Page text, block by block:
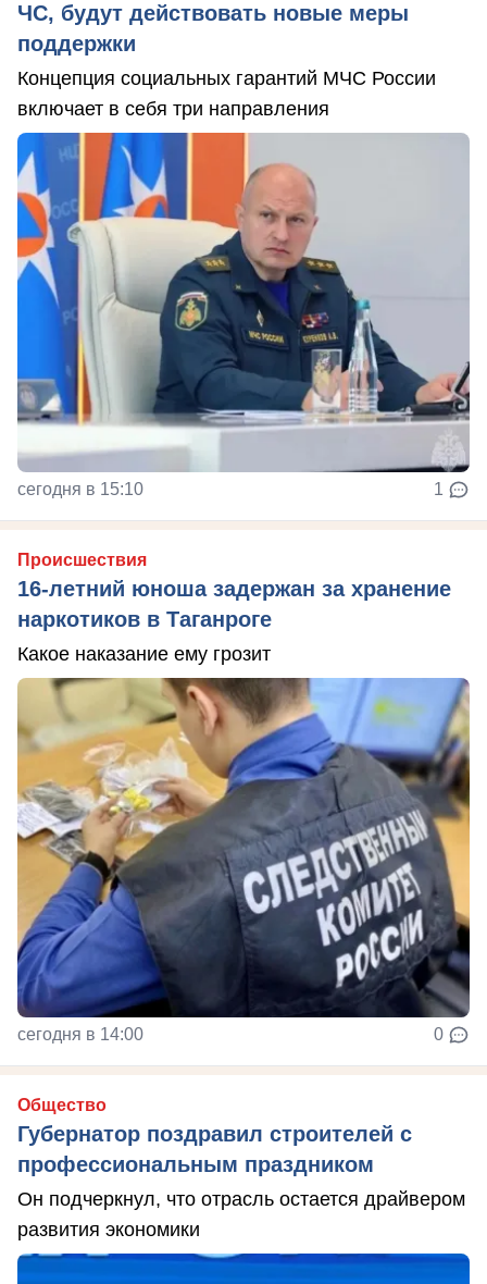
ЧС, будут действовать новые меры
поддержки
Концепция социальных гарантий МЧС России
включает в себя три направления
сегодня в 15:10 1
Происшествия
16-летний юноша задержан за хранение
наркотиков в Таганроге
Какое наказание ему грозит
сегодня в 14:00 0
Общество
Губернатор поздравил строителей с
профессиональным праздником
Он подчеркнул, что отрасль остается драйвером
развития экономики